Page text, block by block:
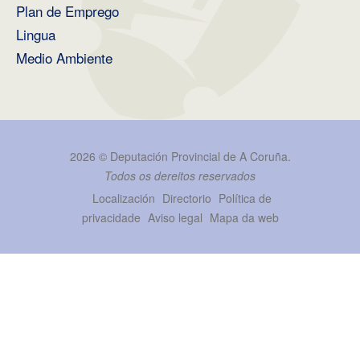
Plan de Emprego
Lingua
Medio Ambiente
2026 © Deputación Provincial de A Coruña.
Todos os dereitos reservados
Localización Directorio Política de
privacidade Aviso legal Mapa da web